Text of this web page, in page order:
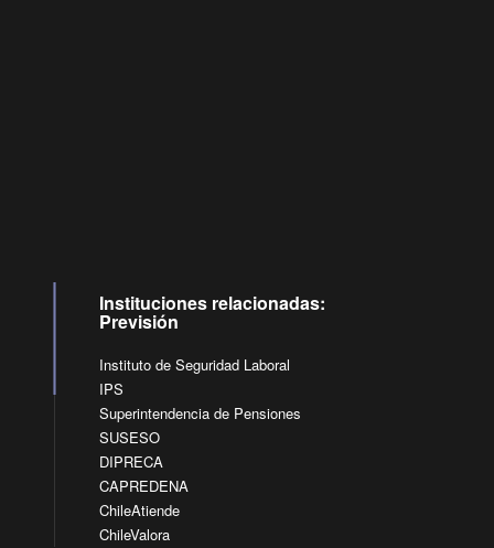
Instituciones relacionadas:
Previsión
Instituto de Seguridad Laboral
IPS
Superintendencia de Pensiones
SUSESO
DIPRECA
CAPREDENA
ChileAtiende
ChileValora